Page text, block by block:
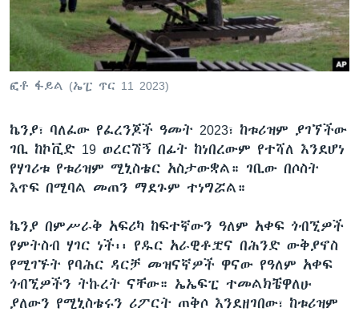
ቋንቋዎች
ፎቶ ፋይል (ኤፒ ጥር 11 2023)
ኬንያ፣ ባለፈው የፈረንጆች ዓመት 2023፣ ከቱሪዝም ያገኘችው
ገቢ ከኮቪድ 19 ወረርሽኝ በፊት ከነበረውም የተሻለ እንደሆነ
የሃገሪቱ የቱሪዝም ሚኒስቴር አስታውቋል። ገቢው በሶስት
እጥፍ በሚባል መጠን ማደጉም ተነግሯል።
ኬንያ በምሥራቅ አፍሪካ ከፍተኛውን ዓለም አቀፍ ጎብኚዎች
የምትስብ ሃገር ነች፡፡ የዱር አራዊቶቿና በሕንድ ውቅያኖስ
የሚገኙት የባሕር ዳርቻ መዝናኛዎች ዋናው የዓለም አቀፍ
ጎብኚዎችን ትኩረት ናቸው። ኤኤፍፒ ተመልክቼዋለሁ
ያለውን የሚኒስቴሩን ሪፖርት ጠቅሶ እንደዘገበው፣ ከቱሪዝም